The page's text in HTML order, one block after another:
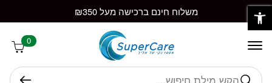
Skip to Content משלוח חינם ברכישה מעל ₪350
0
חיפוש
בחזרה למעלה
פתח סרגל נגישות